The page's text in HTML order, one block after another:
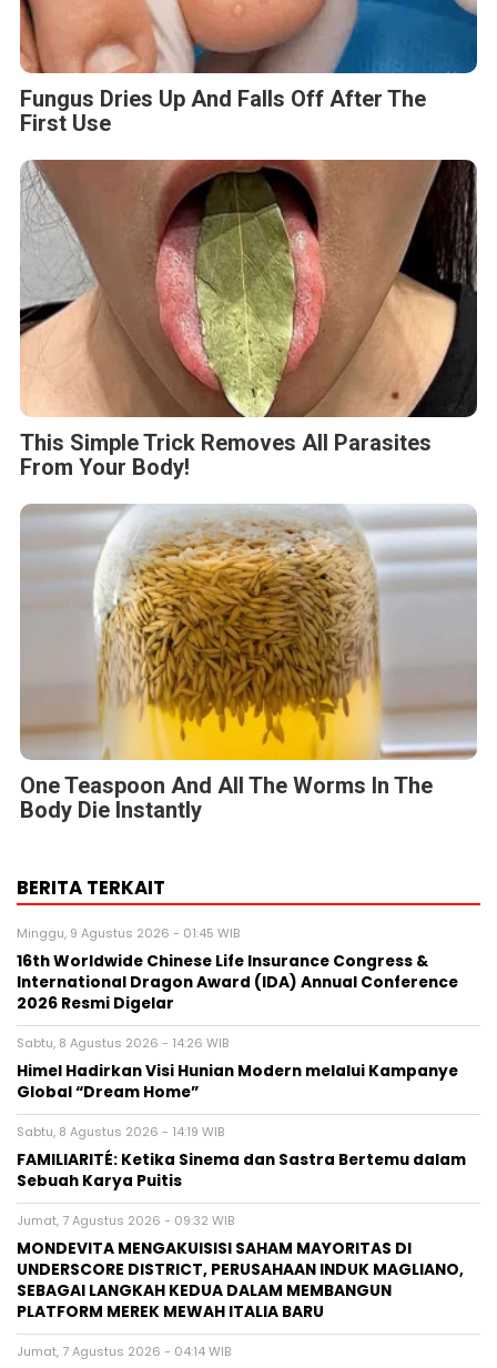
Fungus Dries Up And Falls Off After The
First Use
This Simple Trick Removes All Parasites
From Your Body!
One Teaspoon And All The Worms In The
Body Die Instantly
BERITA TERKAIT
Minggu, 9 Agustus 2026 - 01:45 WIB
16th Worldwide Chinese Life Insurance Congress &
International Dragon Award (IDA) Annual Conference
2026 Resmi Digelar
Sabtu, 8 Agustus 2026 - 14:26 WIB
Himel Hadirkan Visi Hunian Modern melalui Kampanye
Global “Dream Home”
Sabtu, 8 Agustus 2026 - 14:19 WIB
FAMILIARITÉ: Ketika Sinema dan Sastra Bertemu dalam
Sebuah Karya Puitis
Jumat, 7 Agustus 2026 - 09:32 WIB
MONDEVITA MENGAKUISISI SAHAM MAYORITAS DI
UNDERSCORE DISTRICT, PERUSAHAAN INDUK MAGLIANO,
SEBAGAI LANGKAH KEDUA DALAM MEMBANGUN
PLATFORM MEREK MEWAH ITALIA BARU
Jumat, 7 Agustus 2026 - 04:14 WIB